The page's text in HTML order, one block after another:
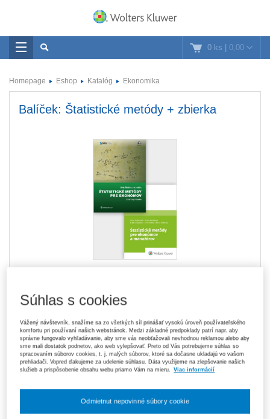
0 ks | 0,00
Homepage Eshop Katalóg Ekonomika
Balíček: Štatistické metódy + zbierka
Na sklade- expedujeme ihneď. U vás do 3
Upozorňujeme, že v období od 1. 8. do 21. 8. z technických
dôvodov nemôžeme vystavovať daňové doklady. Budú vám
zaslané dodatočne e‑mailom.
Súhlas s cookies
Vážený návštevník, snažíme sa zo všetkých síl prinášať vysokú úroveň používateľského
komfortu pri používaní našich webstránok. Medzi základné predpoklady patrí napr. aby
správne fungovalo vyhľadávanie, aby sme vás neobťažovali nevhodnou reklamou alebo aby
sme mali dostatok podnetov, ako web vylepšovať. Preto od Vás potrebujeme súhlas so
spracovaním súborov cookies, t. j. malých súborov, ktoré sa dočasne ukladajú vo vašom
prehliadači. Vopred ďakujeme za udelenie súhlasu. Dáta využijeme na zlepšovanie našich
služieb a prispôsobenie obsahu webu priamo Vám na mieru.
Viac informácií
Odmietnut nepovinné súbory cookie